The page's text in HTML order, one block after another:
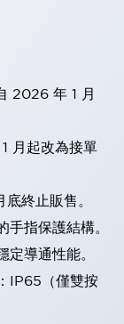
2026 年 1 月
月起改為接單
終止販售。
指保護結構。
導通性能。
IP65（僅雙按